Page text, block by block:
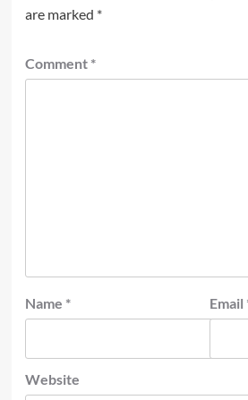
are marked *
Comment *
Name * Email
Website